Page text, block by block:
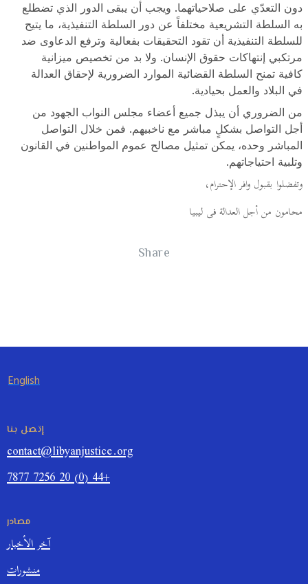
دون التعدّي على صلاحياتهما. ويجب أن يبقى الدور الذي تضطلع
به السلطة التشريعية مختلفاً عن دور السلطة التنفيذية، ما يتيح
للسلطة التنفيذية أن تقود التحقيقات بفعالية وترفع الدعاوى ضد
مرتكبي إنتهاكات حقوق الإنسان. ولا بد من تخصيص ميزانية
كافية تمنح السلطة القضائية الموارد الضرورية لإحقاق العدالة
في البلاد والعمل بحيادية.
من الضروري أن يبذل جميع أعضاء مجلس النواب الجهود من
أجل التواصل بشكلٍ مباشر مع ناخبيهم. فمن خلال التواصل
المباشر وحده، يمكن تمثيل مصالح عموم المواطنين في القانون
وتلبية احتياجاتهم.
وتفضلوا بقبول وافر الإحترام،
محامون من أجل العدالة فى ليبيا
Share
English
إتصل بنا
contact@libyanjustice.org
+44 (0) 20 7256 7877
مصادر
آخر الأخبار
منشورات